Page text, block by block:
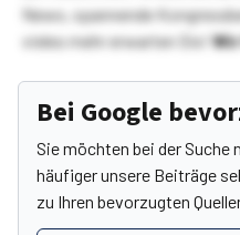
News, spannende
vieles mehr erwarten Sie!
Bei Google
Sie möchten bei der
häufiger unsere Beiträge
zu Ihren bevorzugten